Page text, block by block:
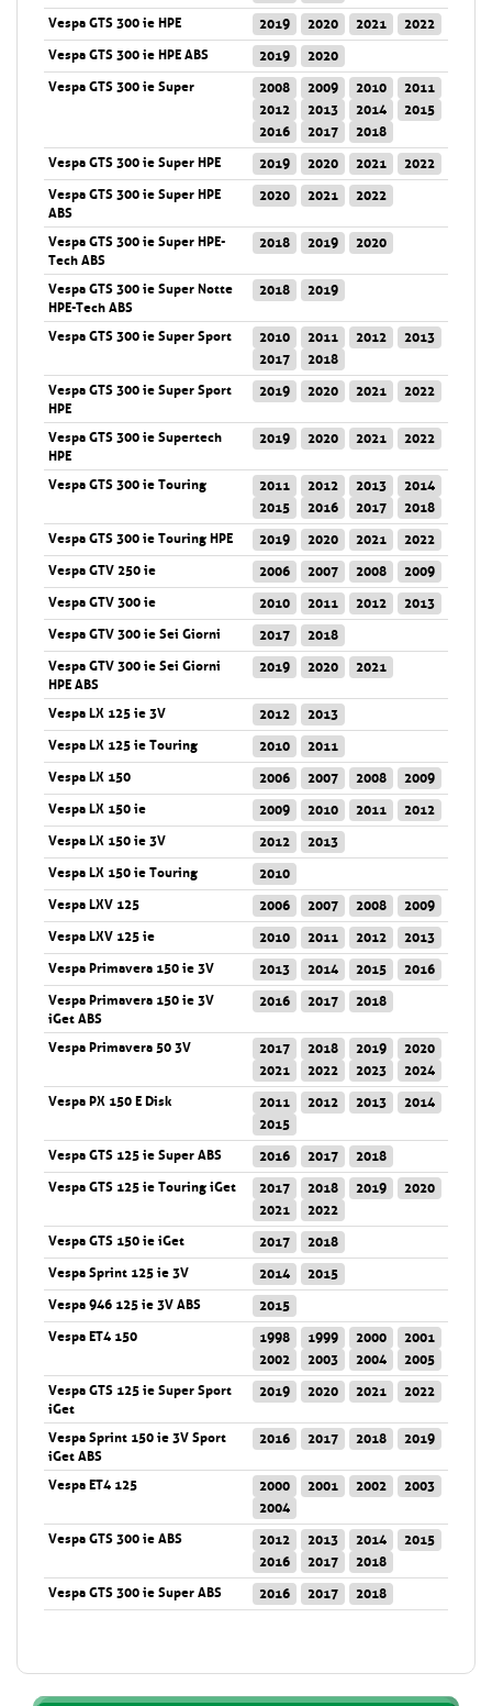
Vespa GTS 300 ie HPE 2019 2020 2021
2022
Vespa GTS 300 ie HPE ABS
2019
2020
Vespa GTS 300 ie Super
2008 2009 2010
2011
2012
2013 2014
2015
2016
2017
2018
Vespa GTS 300 ie Super HPE
2019 2020 2021
2022
Vespa GTS 300 ie Super HPE
ABS
2020 2021 2022
Vespa GTS 300 ie Super HPE-
Tech ABS
2018 2019 2020
Vespa GTS 300 ie Super Notte
HPE-Tech ABS
2018 2019
Vespa GTS 300 ie Super Sport 2010 2011 2012
2013
2017
2018
Vespa GTS 300 ie Super Sport
HPE
2019 2020 2021 2022
Vespa GTS 300 ie Supertech
HPE
2019 2020 2021 2022
Vespa GTS 300 ie Touring 2011 2012 2013
2014
2015
2016 2017
2018
Vespa GTS 300 ie Touring HPE
2019 2020 2021
2022
Vespa GTV 250 ie
2006 2007 2008
2009
Vespa GTV 300 ie
2010 2011 2012
2013
Vespa GTV 300 ie Sei Giorni
2017
2018
Vespa GTV 300 ie Sei Giorni
HPE ABS
2019 2020 2021
Vespa LX 125 ie 3V 2012
2013
Vespa LX 125 ie Touring
2010
2011
Vespa LX 150
2006 2007 2008
2009
Vespa LX 150 ie
2009 2010 2011
2012
Vespa LX 150 ie 3V
2012
2013
Vespa LX 150 ie Touring
2010
Vespa LXV 125
2006 2007 2008
2009
Vespa LXV 125 ie
2010 2011 2012
2013
Vespa Primavera 150 ie 3V
2013 2014 2015
2016
Vespa Primavera 150 ie 3V
iGet ABS
2016 2017 2018
Vespa Primavera 50 3V 2017 2018 2019
2020
2021
2022 2023
2024
Vespa PX 150 E Disk
2011 2012 2013
2014
2015
Vespa GTS 125 ie Super ABS
2016 2017
2018
Vespa GTS 125 ie Touring iGet
2017 2018 2019
2020
2021
2022
Vespa GTS 150 ie iGet
2017
2018
Vespa Sprint 125 ie 3V
2014
2015
Vespa 946 125 ie 3V ABS
2015
Vespa ET4 150
1998 1999 2000
2001
2002
2003 2004
2005
Vespa GTS 125 ie Super Sport
iGet
2019 2020 2021 2022
Vespa Sprint 150 ie 3V Sport
iGet ABS
2016 2017 2018 2019
Vespa ET4 125 2000 2001 2002
2003
2004
Vespa GTS 300 ie ABS
2012 2013 2014
2015
2016
2017
2018
Vespa GTS 300 ie Super ABS
2016 2017 2018